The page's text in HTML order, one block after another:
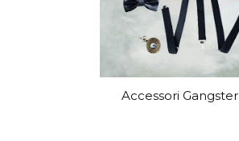
Accessori Gangster